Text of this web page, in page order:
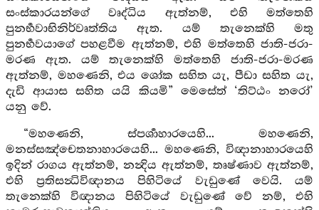
සංස්කාරයන්ගේ වෘද්ධිය ඇත්නම්, එහි මත්තෙහි
පුනර්‍භවාභිනිර්වෘත්තිය ඇත. යම් තැනෙක්හි මතු
පුනර්‍භවයාගේ පහළවීම ඇත්නම්, එහි මත්තෙහි ජාති-ජරා-
මරණ ඇත. යම් තැනෙක්හි මත්තෙහි ජාති-ජරා-මරණ
ඇත්නම්, මහණෙනි, එය ශෝක සහිත යැ, පීඩා සහිත යැ,
දැඩි ආයාස සහිත යයි කියමි” මෙසේත් ‘තිට්ඨං නරෝ’
යනු වේ.
“මහණෙනි, ස්පර්‍ශාහාරයෙහි... මහණෙනි,
මනස්සඤ්චෙතනාහාරයෙහි... මහණෙනි, විඥානාහාරයෙහි
ඉදින් රාගය ඇත්නම්, නන්‍දිය ඇත්නම්, තෘෂ්ණාව ඇත්නම්,
එහි ප්‍රතිසන්‍ධිවිඥානය පිහිටියේ වැඩුණේ වෙයි. යම්
තැනෙක්හි විඥානය පිහිටියේ වැඩුණේ වේ නම්, එහි